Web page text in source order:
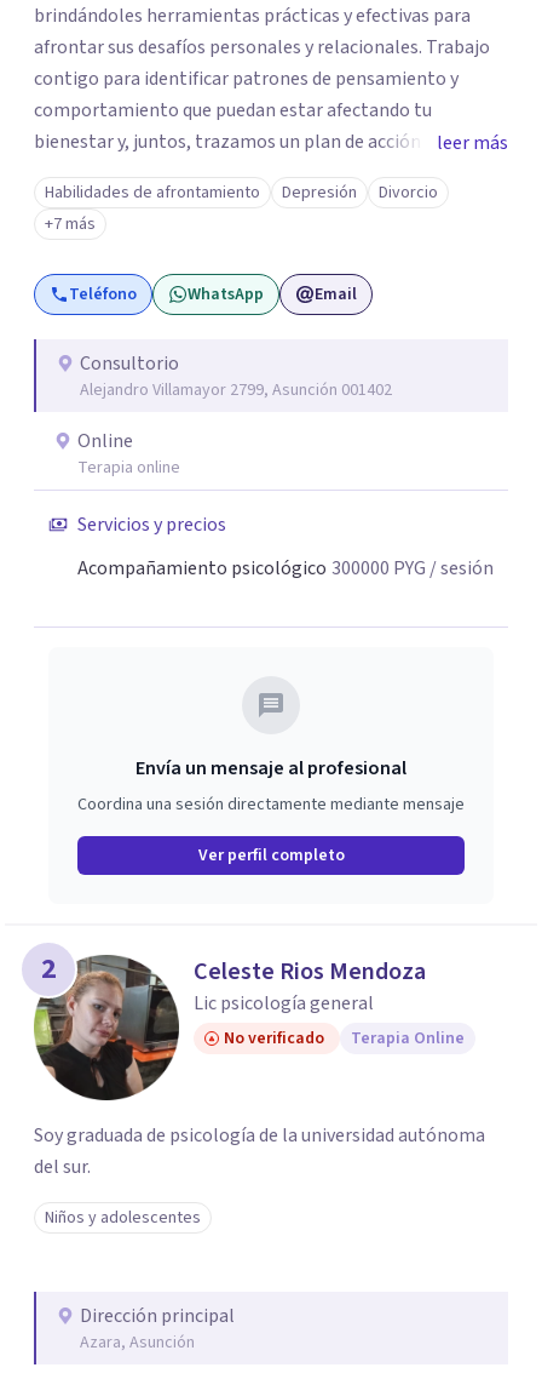
brindándoles herramientas prácticas y efectivas para
afrontar sus desafíos personales y relacionales. Trabajo
contigo para identificar patrones de pensamiento y
comportamiento que puedan estar afectando tu
bienestar y, juntos, trazamos un plan de acción basado en
la evidencia científica. ¿Qué ofrezco? • Terapia para
adultos: Abordaje de ansiedad, estrés, depresión y otros
problemas emocionales. • Terapia de pareja: Mejora de la
comunicación, resolución de conflictos y fortalecimiento
de la conexión. Mi enfoque busca ofrecer un espacio
y encontrar claridad para avanzar hacia tus metas. Estoy
aquí para ayudarte a construir la vida y las relaciones que
leer más
Habilidades de afrontamiento Depresión
Divorcio
+7 más
Teléfono WhatsApp Email
Consultorio
Alejandro Villamayor 2799, Asunción 001402
Online
Terapia online
Servicios y precios
Acompañamiento psicológico 300000 PYG / sesión
Envía un mensaje al profesional
Coordina una sesión directamente mediante mensaje
Ver perfil completo
2 Celeste Rios Mendoza
Lic psicología general
No verificado Terapia Online
Soy graduada de psicología de la universidad autónoma
del sur.
Niños y adolescentes
Dirección principal
Azara, Asunción